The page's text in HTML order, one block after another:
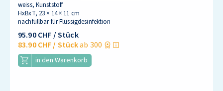
weiss, Kunststoff
HxBxT, 23 × 14 × 11 cm
nachfüllbar für Flüssigdesinfektion
95.90 CHF/ Stück
83.90 CHF/ Stückab 300
in den Warenkorb